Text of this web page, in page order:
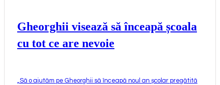
Gheorghii visează să înceapă școala
cu tot ce are nevoie
Să o ajutăm pe Gheorghii să înceapă noul an școlar pregătită